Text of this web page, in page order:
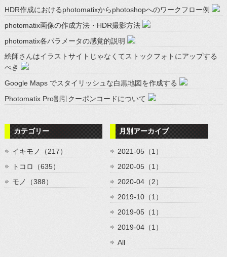
HDR作成におけるphotomatixからphotoshopへのワークフロー例
photomatix画像の作成方法・HDR撮影方法
photomatix各パラメータの感覚的説明
絵師さんはイラストサイトじゃなくてストックフォトにアップする
べき
Google Maps でスタイリッシュな白黒地図を作成する
Photomatix Pro割引クーポンコードについて
カテゴリー
イキモノ（217）
トコロ（635）
モノ（388）
月別アーカイブ
2021-05（1）
2020-05（1）
2020-04（2）
2019-10（1）
2019-05（1）
2019-04（1）
All